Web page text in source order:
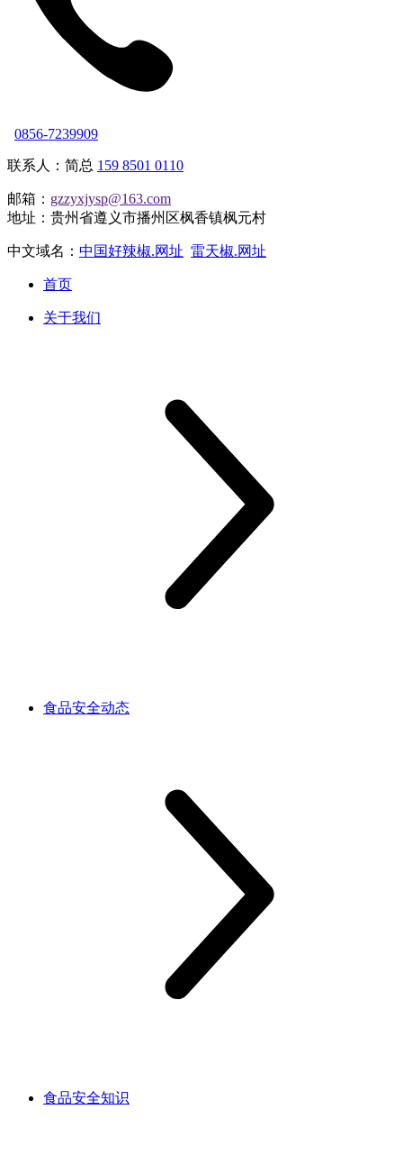
0856-7239909
联系人：简总 159 8501 0110
邮箱： gzzyxjysp@163.com
地址：贵州省遵义市播州区枫香镇枫元村
中文域名： 中国好辣椒.网址 雷天椒.网址
首页
关于我们
食品安全动态
食品安全知识